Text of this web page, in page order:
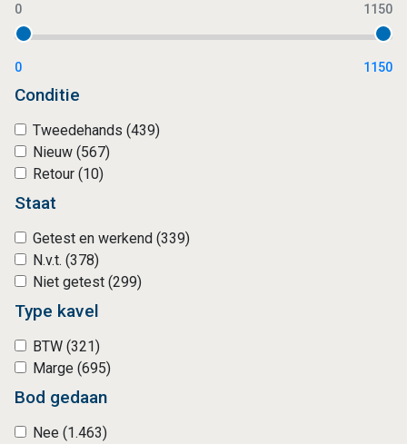
0 1150
0 1150
Conditie
Tweedehands (439)
Nieuw (567)
Retour (10)
Staat
Getest en werkend (339)
N.v.t. (378)
Niet getest (299)
Type kavel
BTW (321)
Marge (695)
Bod gedaan
Nee (1.463)